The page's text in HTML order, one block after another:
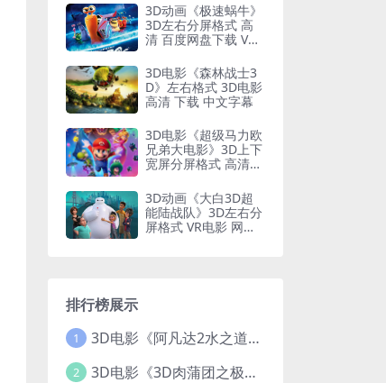
3D动画《极速蜗牛》
3D左右分屏格式 高
清 百度网盘下载 VR
3D电影《森林战士3
D》左右格式 3D电影
高清 下载 中文字幕
3D电影《超级马力欧
兄弟大电影》3D上下
宽屏分屏格式 高清网
3D动画《大白3D超
能陆战队》3D左右分
屏格式 VR电影 网盘
排行榜展示
1 3D电影《阿凡达2水之道》3D左右格式 高清蓝光原盘 网盘下载 中文配音 4K3DVR电影
2 3D电影《3D肉蒲团之极乐宝鉴》下载 全球首部3D限制级电影 网盘下载